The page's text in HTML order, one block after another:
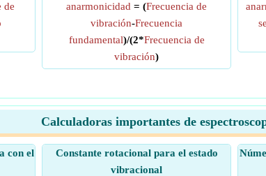
de
anarmonicidad = (Frecuencia de
vibración-Frecuencia
fundamental)/(2*Frecuencia de
vibración)
Calculadoras importantes de
con el
Constante rotacional para el estado
vibracional